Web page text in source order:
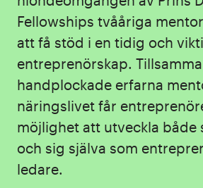
Fellowships tvååriga
att få stöd i en tidig och
entreprenörskap.
handplockade erfarna
näringslivet får
möjlighet att utveckla både
och sig själva som
ledare.